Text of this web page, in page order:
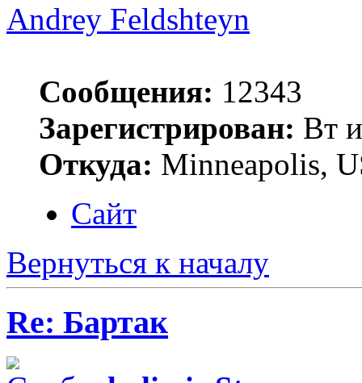
Andrey Feldshteyn
Сообщения: 12343
Зарегистрирован: Вт
Откуда: Minneapolis,
Сайт
Вернуться к началу
Re: Бартак